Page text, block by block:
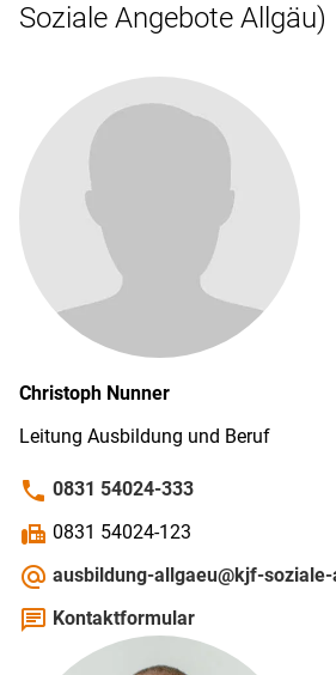
Soziale Angebote Allgäu)
Christoph Nunner
Leitung Ausbildung und Beruf
phone 0831 54024-333
fax 0831 54024-123
alternate_email ausbildung-allgaeu@kjf-
chat Kontaktformular